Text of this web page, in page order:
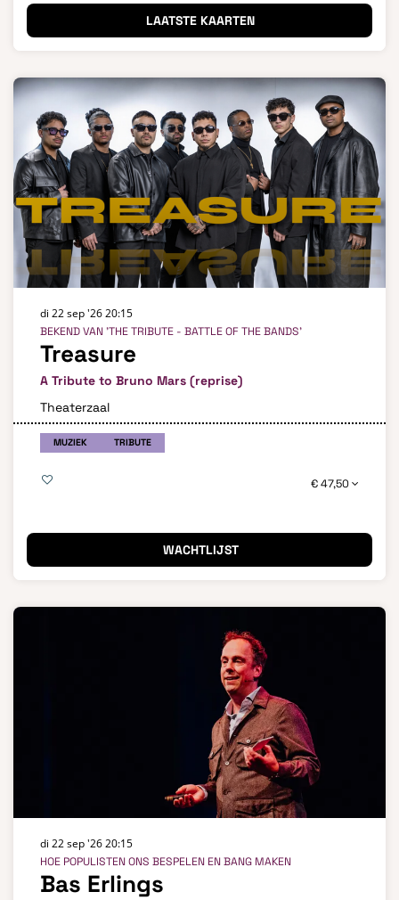
LAATSTE KAARTEN
Treasure
A Tribute to Bruno Mars (reprise)
BEKEND VAN 'THE TRIBUTE - BATTLE OF THE BANDS'
di 22 sep '2620:15
Theaterzaal
MUZIEK TRIBUTE
€ 47,50
WACHTLIJST
Bas Erlings
HOE POPULISTEN ONS BESPELEN EN BANG MAKEN
di 22 sep '2620:15